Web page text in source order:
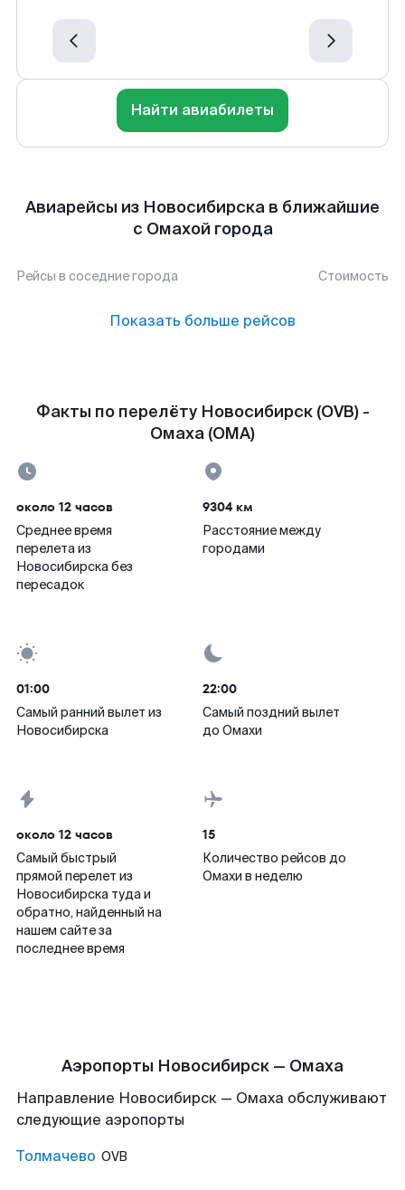
Найти авиабилеты
Авиарейсы из Новосибирска в ближайшие
с Омахой города
Рейсы в соседние города Стоимость
Показать больше рейсов
Факты по перелёту Новосибирск (OVB) -
Омаха (OMA)
около 12 часов
Среднее время
перелета из
Новосибирска без
пересадок
9304 км
Расстояние между
городами
01:00
Самый ранний вылет из
Новосибирска
22:00
Самый поздний вылет
до Омахи
около 12 часов
Самый быстрый
прямой перелет из
Новосибирска туда и
обратно, найденный на
нашем сайте за
последнее время
15
Количество рейсов до
Омахи в неделю
Аэропорты Новосибирск — Омаха
Направление Новосибирск — Омаха обслуживают
следующие аэропорты
Толмачево OVB